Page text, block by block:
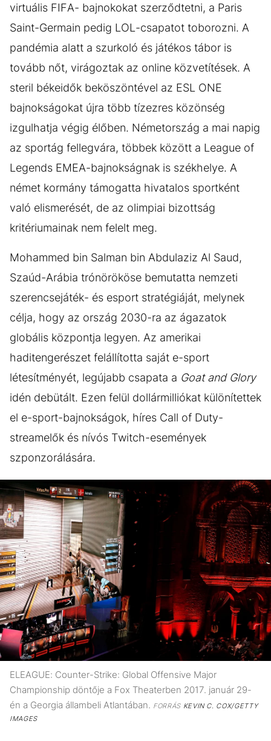
virtuális FIFA- bajnokokat szerződtetni, a Paris
Saint-Germain pedig LOL-csapatot toborozni. A
pandémia alatt a szurkoló és játékos tábor is
tovább nőt, virágoztak az online közvetítések. A
steril békeidők beköszöntével az ESL ONE
bajnokságokat újra több tízezres közönség
izgulhatja végig élőben. Németország a mai napig
az sportág fellegvára, többek között a League of
Legends EMEA-bajnokságnak is székhelye. A
német kormány támogatta hivatalos sportként
való elismerését, de az olimpiai bizottság
kritériumainak nem felelt meg.
Mohammed bin Salman bin Abdulaziz Al Saud,
Szaúd-Arábia trónörököse bemutatta nemzeti
szerencsejáték- és esport stratégiáját, melynek
célja, hogy az ország 2030-ra az ágazatok
globális központja legyen. Az amerikai
haditengerészet felállította saját e-sport
létesítményét, legújabb csapata a Goat and Glory
idén debütált. Ezen felül dollármilliókat különítettek
el e-sport-bajnokságok, híres Call of Duty-
streamelők és nívós Twitch-események
szponzorálására.
ELEAGUE: Counter-Strike: Global Offensive Major
Championship döntője a Fox Theaterben 2017. január 29-
én a Georgia állambeli Atlantában. FORRÁSKEVIN C. COX/GETTY
IMAGES